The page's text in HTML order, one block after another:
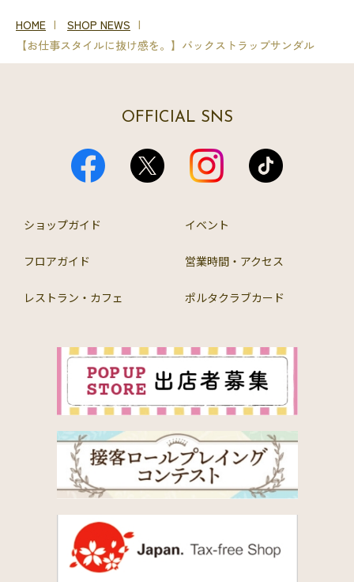
HOME
SHOP NEWS
【お仕事スタイルに抜け感を。】バックストラップサンダル
OFFICIAL SNS
ショップガイド イベント
フロアガイド 営業時間・アクセス
レストラン・カフェ ポルタクラブカード